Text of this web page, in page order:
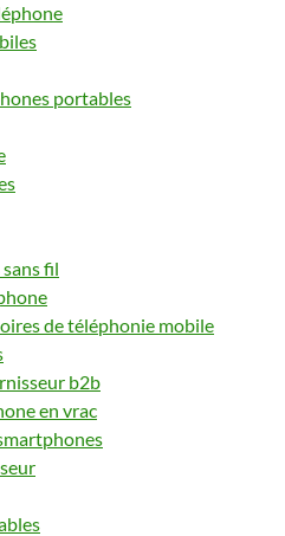
portables
fil
de téléphonie mobile
b2b
en vrac